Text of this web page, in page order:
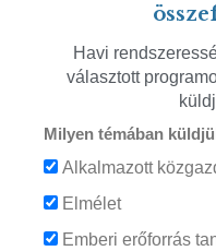
Havi
választott
Milyen témában
Alkalmazott
Elmélet
Emberi erőforrás